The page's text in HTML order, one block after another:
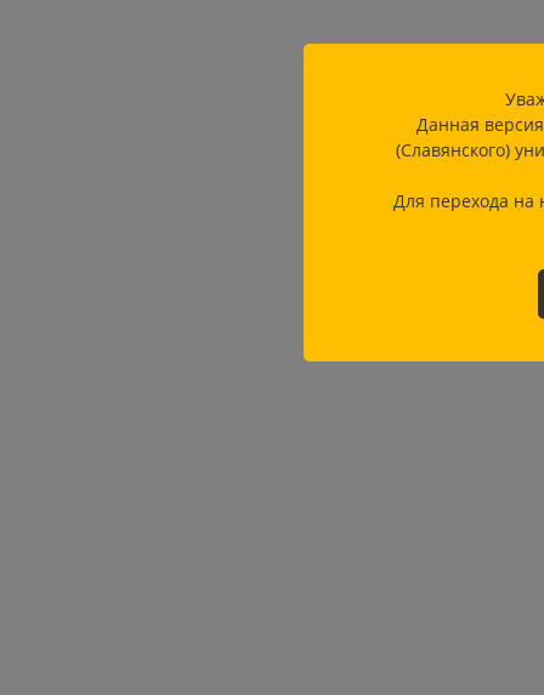
Данная
(Славянского)
Для перехода на